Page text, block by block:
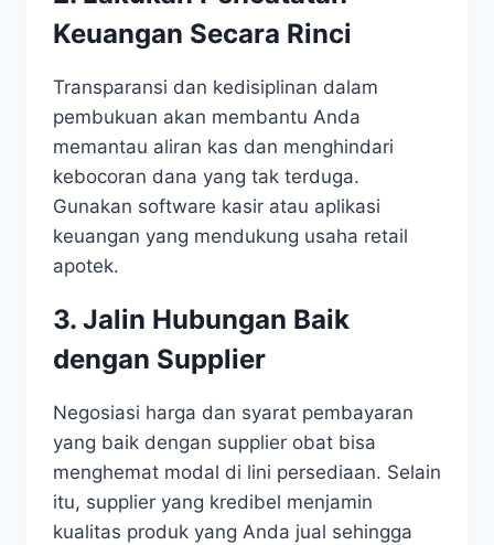
Keuangan Secara Rinci
Transparansi dan kedisiplinan dalam
pembukuan akan membantu Anda
memantau aliran kas dan menghindari
kebocoran dana yang tak terduga.
Gunakan software kasir atau aplikasi
keuangan yang mendukung usaha retail
apotek.
3. Jalin Hubungan Baik
dengan Supplier
Negosiasi harga dan syarat pembayaran
yang baik dengan supplier obat bisa
menghemat modal di lini persediaan. Selain
itu, supplier yang kredibel menjamin
kualitas produk yang Anda jual sehingga